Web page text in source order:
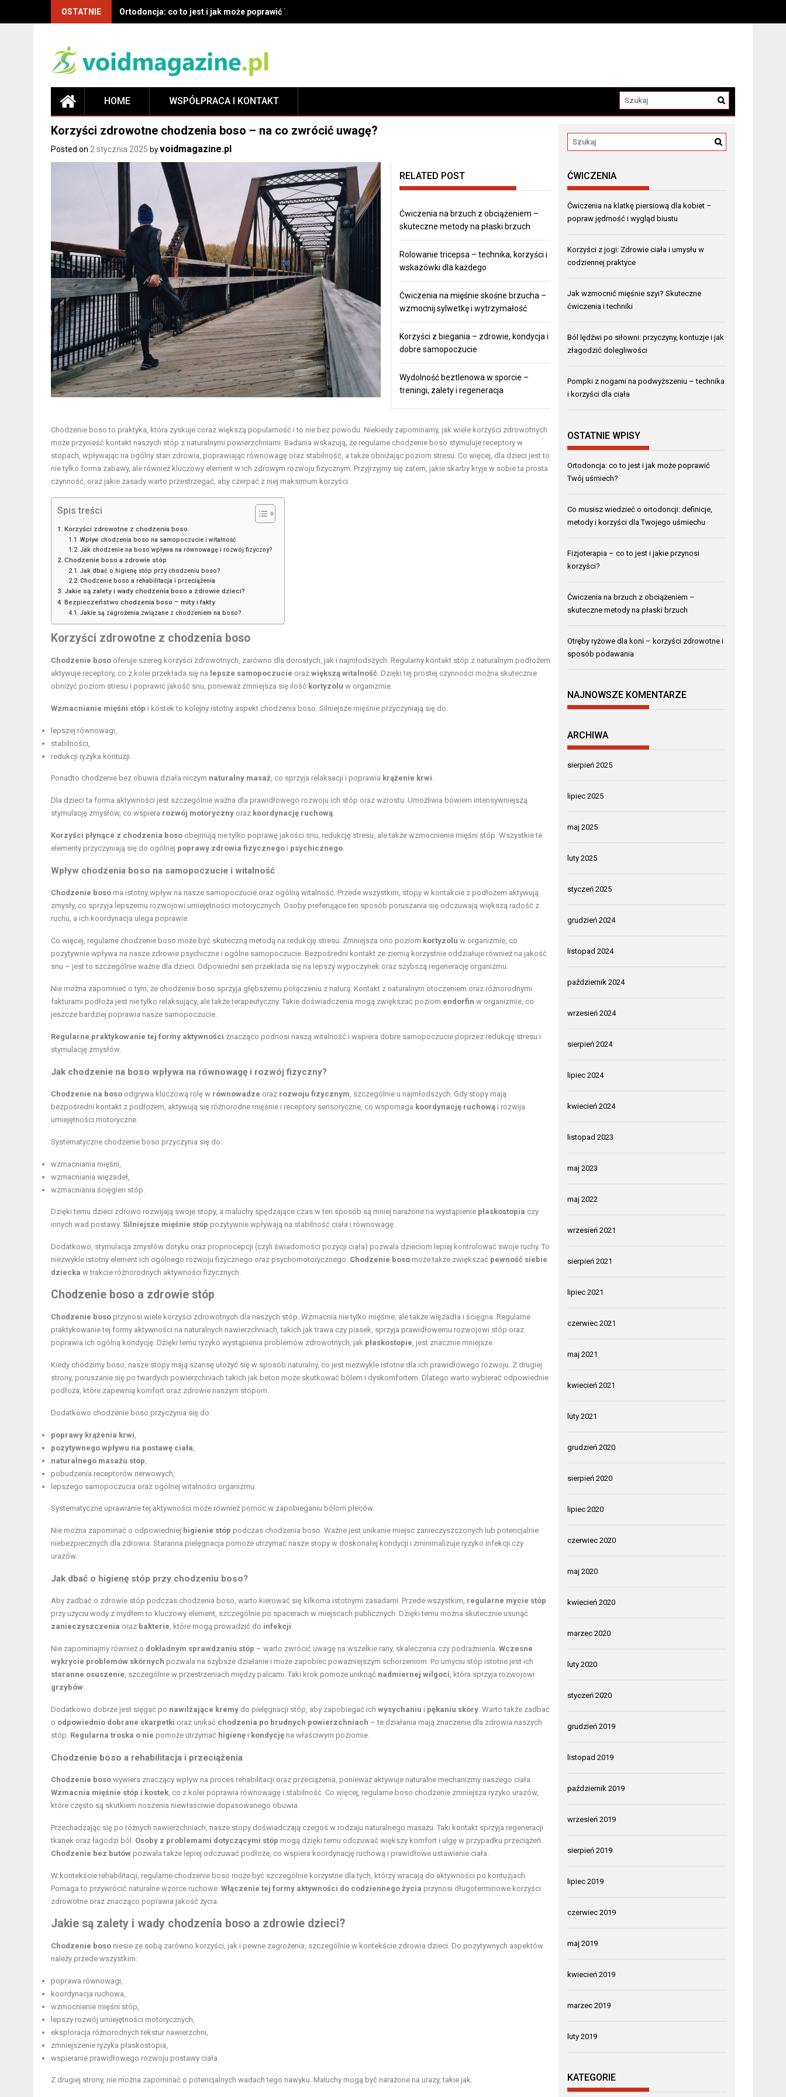
OSTATNIE Co musisz wiedzieć o ortodoncji: definicje, metody i korzyści dla Twojego uśmiechu
HOME WSPÓŁPRACA I KONTAKT
Korzyści zdrowotne chodzenia boso – na co zwrócić uwagę?
Posted on 2 stycznia 2025 by voidmagazine.pl
RELATED POST
Ćwiczenia na brzuch z obciążeniem –
skuteczne metody na płaski brzuch
Rolowanie tricepsa – technika, korzyści i
wskazówki dla każdego
Ćwiczenia na mięśnie skośne brzucha –
wzmocnij sylwetkę i wytrzymałość
Korzyści z biegania – zdrowie, kondycja i
dobre samopoczucie
Wydolność beztlenowa w sporcie –
treningi, zalety i regeneracja
Chodzenie boso to praktyka, która zyskuje coraz większą popularność i to nie bez powodu. Niekiedy zapominamy, jak wiele korzyści zdrowotnych
może przynieść kontakt naszych stóp z naturalnymi powierzchniami. Badania wskazują, że regularne chodzenie boso stymuluje receptory w
stopach, wpływając na ogólny stan zdrowia, poprawiając równowagę oraz stabilność, a także obniżając poziom stresu. Co więcej, dla dzieci jest to
nie tylko forma zabawy, ale również kluczowy element w ich zdrowym rozwoju fizycznym. Przyjrzyjmy się zatem, jakie skarby kryje w sobie ta prosta
czynność, oraz jakie zasady warto przestrzegać, aby czerpać z niej maksimum korzyści.
Spis treści
Korzyści zdrowotne z chodzenia boso
Wpływ chodzenia boso na samopoczucie i witalność
Jak chodzenie na boso wpływa na równowagę i rozwój fizyczny?
Chodzenie boso a zdrowie stóp
Jak dbać o higienę stóp przy chodzeniu boso?
Chodzenie boso a rehabilitacja i przeciążenia
Jakie są zalety i wady chodzenia boso a zdrowie dzieci?
Bezpieczeństwo chodzenia boso – mity i fakty
Jakie są zagrożenia związane z chodzeniem na boso?
Korzyści zdrowotne z chodzenia boso
Chodzenie boso oferuje szereg korzyści zdrowotnych, zarówno dla dorosłych, jak i najmłodszych. Regularny kontakt stóp z naturalnym podłożem
aktywuje receptory, co z kolei przekłada się na lepsze samopoczucie oraz większą witalność . Dzięki tej prostej czynności można skutecznie
obniżyć poziom stresu i poprawić jakość snu, ponieważ zmniejsza się ilość kortyzolu w organizmie.
Wzmacnianie mięśni stóp i kostek to kolejny istotny aspekt chodzenia boso. Silniejsze mięśnie przyczyniają się do:
lepszej równowagi,
stabilności,
redukcji ryzyka kontuzji.
Ponadto chodzenie bez obuwia działa niczym naturalny masaż , co sprzyja relaksacji i poprawia krążenie krwi
Dla dzieci ta forma aktywności jest szczególnie ważna dla prawidłowego rozwoju ich stóp oraz wzrostu. Umożliwia bowiem intensywniejszą
stymulację zmysłów, co wspiera rozwój motoryczny oraz koordynację ruchową
Korzyści płynące z chodzenia boso obejmują nie tylko poprawę jakości snu, redukcję stresu, ale także wzmocnienie mięśni stóp. Wszystkie te
elementy przyczyniają się do ogólnej poprawy zdrowia fizycznego i psychicznego
Wpływ chodzenia boso na samopoczucie i witalność
Chodzenie boso ma istotny wpływ na nasze samopoczucie oraz ogólną witalność. Przede wszystkim, stopy w kontakcie z podłożem aktywują
zmysły, co sprzyja lepszemu rozwojowi umiejętności motorycznych. Osoby preferujące ten sposób poruszania się odczuwają większą radość z
ruchu, a ich koordynacja ulega poprawie.
Co więcej, regularne chodzenie boso może być skuteczną metodą na redukcję stresu. Zmniejsza ono poziom kortyzolu w organizmie, co
pozytywnie wpływa na nasze zdrowie psychiczne i ogólne samopoczucie. Bezpośredni kontakt ze ziemią korzystnie oddziałuje również na jakość
snu – jest to szczególnie ważne dla dzieci. Odpowiedni sen przekłada się na lepszy wypoczynek oraz szybszą regenerację organizmu.
Nie można zapomnieć o tym, że chodzenie boso sprzyja głębszemu połączeniu z naturą. Kontakt z naturalnym otoczeniem oraz różnorodnymi
fakturami podłoża jest nie tylko relaksujący, ale także terapeutyczny. Takie doświadczenia mogą zwiększać poziom endorfin w organizmie, co
jeszcze bardziej poprawia nasze samopoczucie.
Regularne praktykowanie tej formy aktywności znacząco podnosi naszą witalność i wspiera dobre samopoczucie poprzez redukcję stresu i
stymulację zmysłów.
Jak chodzenie na boso wpływa na równowagę i rozwój fizyczny?
Chodzenie na boso odgrywa kluczową rolę w równowadze oraz rozwoju fizycznym , szczególnie u najmłodszych. Gdy stopy mają
bezpośredni kontakt z podłożem, aktywują się różnorodne mięśnie i receptory sensoryczne, co wspomaga koordynację ruchową i rozwija
umiejętności motoryczne.
Systematyczne chodzenie boso przyczynia się do:
wzmacniania mięśni,
wzmacniania więzadeł,
wzmacniania ścięgien stóp.
Dzięki temu dzieci zdrowo rozwijają swoje stopy, a maluchy spędzające czas w ten sposób są mniej narażone na wystąpienie płaskostopia czy
innych wad postawy. Silniejsze mięśnie stóp pozytywnie wpływają na stabilność ciała i równowagę.
Dodatkowo, stymulacja zmysłów dotyku oraz propriocepcji (czyli świadomości pozycji ciała) pozwala dzieciom lepiej kontrolować swoje ruchy. To
niezwykle istotny element ich ogólnego rozwoju fizycznego oraz psychomotorycznego. Chodzenie boso może także zwiększać pewność siebie
dziecka w trakcie różnorodnych aktywności fizycznych.
Chodzenie boso a zdrowie stóp
Chodzenie boso przynosi wiele korzyści zdrowotnych dla naszych stóp. Wzmacnia nie tylko mięśnie, ale także więzadła i ścięgna. Regularne
praktykowanie tej formy aktywności na naturalnych nawierzchniach, takich jak trawa czy piasek, sprzyja prawidłowemu rozwojowi stóp oraz
poprawia ich ogólną kondycję. Dzięki temu ryzyko wystąpienia problemów zdrowotnych, jak płaskostopie , jest znacznie mniejsze.
Kiedy chodzimy boso, nasze stopy mają szansę ułożyć się w sposób naturalny, co jest niezwykle istotne dla ich prawidłowego rozwoju. Z drugiej
strony, poruszanie się po twardych powierzchniach takich jak beton może skutkować bólem i dyskomfortem. Dlatego warto wybierać odpowiednie
podłoża, które zapewnią komfort oraz zdrowie naszym stopom.
Dodatkowo chodzenie boso przyczynia się do:
poprawy krążenia krwi
pozytywnego wpływu na postawę ciała
naturalnego masażu stóp
pobudzenia receptorów nerwowych,
lepszego samopoczucia oraz ogólnej witalności organizmu.
Systematyczne uprawianie tej aktywności może również pomóc w zapobieganiu bólom pleców.
Nie można zapominać o odpowiedniej higienie stóp podczas chodzenia boso. Ważne jest unikanie miejsc zanieczyszczonych lub potencjalnie
niebezpiecznych dla zdrowia. Staranna pielęgnacja pomoże utrzymać nasze stopy w doskonałej kondycji i zminimalizuje ryzyko infekcji czy
urazów.
Jak dbać o higienę stóp przy chodzeniu boso?
Aby zadbać o zdrowie stóp podczas chodzenia boso, warto kierować się kilkoma istotnymi zasadami. Przede wszystkim, regularne mycie stóp
przy użyciu wody z mydłem to kluczowy element, szczególnie po spacerach w miejscach publicznych. Dzięki temu można skutecznie usunąć
zanieczyszczenia oraz bakterie , które mogą prowadzić do infekcji
Nie zapominajmy również o dokładnym sprawdzaniu stóp – warto zwrócić uwagę na wszelkie rany, skaleczenia czy podrażnienia. Wczesne
wykrycie problemów skórnych pozwala na szybsze działanie i może zapobiec poważniejszym schorzeniom. Po umyciu stóp istotne jest ich
staranne osuszenie , szczególnie w przestrzeniach między palcami. Taki krok pomoże uniknąć nadmiernej wilgoci , która sprzyja rozwojowi
grzybów
Dodatkowo dobrze jest sięgać po nawilżające kremy do pielęgnacji stóp, aby zapobiegać ich wysychaniu i pękaniu skóry . Warto także zadbać
o odpowiednio dobrane skarpetki oraz unikać chodzenia po brudnych powierzchniach – te działania mają znaczenie dla zdrowia naszych
stóp. Regularna troska o nie pomoże utrzymać higienę i kondycję na właściwym poziomie.
Chodzenie boso a rehabilitacja i przeciążenia
Chodzenie boso wywiera znaczący wpływ na proces rehabilitacji oraz przeciążenia, ponieważ aktywuje naturalne mechanizmy naszego ciała.
Wzmacnia mięśnie stóp i kostek , co z kolei poprawia równowagę i stabilność. Co więcej, regularne boso chodzenie zmniejsza ryzyko urazów,
które często są skutkiem noszenia niewłaściwie dopasowanego obuwia.
Przechadzając się po różnych nawierzchniach, nasze stopy doświadczają czegoś w rodzaju naturalnego masażu. Taki kontakt sprzyja regeneracji
tkanek oraz łagodzi ból. Osoby z problemami dotyczącymi stóp mogą dzięki temu odczuwać większy komfort i ulgę w przypadku przeciążeń.
Chodzenie bez butów pozwala także lepiej odczuwać podłoże, co wspiera koordynację ruchową i prawidłowe ustawienie ciała
W kontekście rehabilitacji, regularne chodzenie boso może być szczególnie korzystne dla tych, którzy wracają do aktywności po kontuzjach.
Pomaga to przywrócić naturalne wzorce ruchowe. Włączenie tej formy aktywności do codziennego życia przynosi długoterminowe korzyści
zdrowotne oraz znacząco poprawia jakość życia.
Jakie są zalety i wady chodzenia boso a zdrowie dzieci?
Chodzenie boso niesie ze sobą zarówno korzyści, jak i pewne zagrożenia, szczególnie w kontekście zdrowia dzieci. Do pozytywnych aspektów
należy przede wszystkim:
poprawa równowagi
koordynacja ruchowa
wzmocnienie mięśni stóp,
lepszy rozwój umiejętności motorycznych,
eksploracja różnorodnych tekstur nawierzchni,
zmniejszenie ryzyka płaskostopia,
wspieranie prawidłowego rozwoju postawy ciała.
Z drugiej strony, nie można zapominać o potencjalnych wadach tego nawyku. Maluchy mogą być narażone na urazy, takie jak:
ĆWICZENIA
Ćwiczenia na klatkę piersiową dla kobiet –
popraw jędrność i wygląd biustu
Korzyści z jogi: Zdrowie ciała i umysłu w
codziennej praktyce
Jak wzmocnić mięśnie szyi? Skuteczne
ćwiczenia i techniki
Ból lędźwi po siłowni: przyczyny, kontuzje i jak
złagodzić dolegliwości
Pompki z nogami na podwyższeniu – technika
i korzyści dla ciała
OSTATNIE WPISY
Ortodoncja: co to jest i jak może poprawić
Twój uśmiech?
Co musisz wiedzieć o ortodoncji: definicje,
metody i korzyści dla Twojego uśmiechu
Fizjoterapia – co to jest i jakie przynosi
korzyści?
Ćwiczenia na brzuch z obciążeniem –
skuteczne metody na płaski brzuch
Otręby ryżowe dla koni – korzyści zdrowotne i
sposób podawania
NAJNOWSZE KOMENTARZE
ARCHIWA
sierpień 2025
lipiec 2025
maj 2025
luty 2025
styczeń 2025
grudzień 2024
listopad 2024
październik 2024
wrzesień 2024
sierpień 2024
lipiec 2024
kwiecień 2024
listopad 2023
maj 2023
maj 2022
wrzesień 2021
sierpień 2021
lipiec 2021
czerwiec 2021
maj 2021
kwiecień 2021
luty 2021
grudzień 2020
sierpień 2020
lipiec 2020
czerwiec 2020
maj 2020
kwiecień 2020
marzec 2020
luty 2020
styczeń 2020
grudzień 2019
listopad 2019
październik 2019
wrzesień 2019
sierpień 2019
lipiec 2019
czerwiec 2019
maj 2019
kwiecień 2019
marzec 2019
luty 2019
KATEGORIE